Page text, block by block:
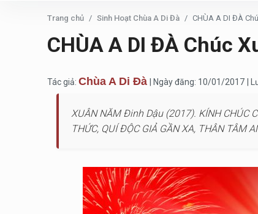
Trang chủ Sinh Hoạt Chùa A Di Đà CHÙA A DI ĐÀ
CHÙA A DI ĐÀ Chúc
Tác giả: Chùa A Di Đà | Ngày đăng: 10/01/2017 |
XUÂN NĂM Đinh Dậu (2017). KÍNH CHÚC
THỨC, QUÍ ĐỘC GIẢ GẦN XA, THÂN TÂM